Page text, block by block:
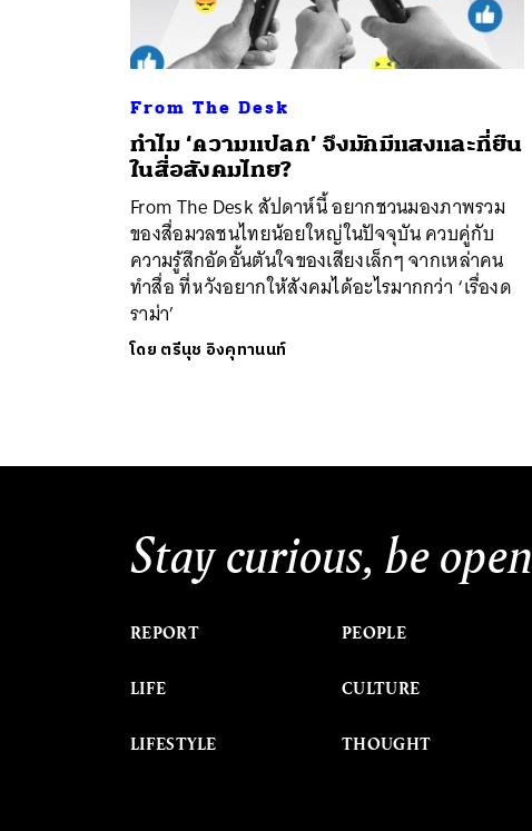
From The Desk
ทำไม ‘ความแปลก’ จึงมักมีแสงและที่ยืน
ในสื่อสังคมไทย?
From The Desk สัปดาห์นี้ อยากชวนมองภาพรวม
ของสื่อมวลชนไทยน้อยใหญ่ในปัจจุบัน ควบคู่กับ
ความรู้สึกอัดอั้นตันใจของเสียงเล็กๆ จากเหล่าคน
ทำสื่อ ที่หวังอยากให้สังคมได้อะไรมากกว่า ‘เรื่องด
ราม่า’
โดย ตรีนุช อิงคุทานนท์
Stay curious, be open
REPORT
LIFE
LIFESTYLE
PEOPLE
CULTURE
THOUGHT
ค้นหา